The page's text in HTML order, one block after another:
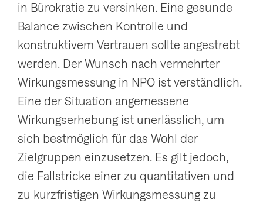
in Bürokratie zu versinken. Eine gesunde
Balance zwischen Kontrolle und
konstruktivem Vertrauen sollte angestrebt
werden. Der Wunsch nach vermehrter
Wirkungsmessung in NPO ist verständlich.
Eine der Situation angemessene
Wirkungserhebung ist unerlässlich, um
sich bestmöglich für das Wohl der
Zielgruppen einzusetzen. Es gilt jedoch,
die Fallstricke einer zu quantitativen und
zu kurzfristigen Wirkungsmessung zu